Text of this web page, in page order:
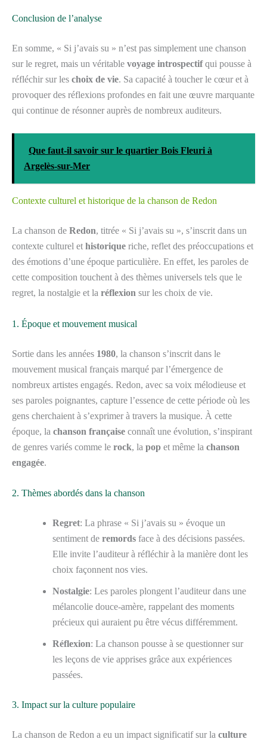
Conclusion de l’analyse
En somme, « Si j’avais su » n’est pas simplement une chanson
sur le regret, mais un véritable voyage introspectifqui pousse à
réfléchir sur les choix de vie. Sa capacité à toucher le cœur et à
provoquer des réflexions profondes en fait une œuvre marquante
qui continue de résonner auprès de nombreux auditeurs.
Que faut-il savoir sur le quartier Bois Fleuri à
Argelès-sur-Mer
Contexte culturel et historique de la chanson de Redon
La chanson de Redon, titrée « Si j’avais su », s’inscrit dans un
contexte culturel et historique riche, reflet des préoccupations et
des émotions d’une époque particulière. En effet, les paroles de
cette composition touchent à des thèmes universels tels que le
regret, la nostalgie et la réflexion sur les choix de vie.
1. Époque et mouvement musical
Sortie dans les années 1980, la chanson s’inscrit dans le
mouvement musical français marqué par l’émergence de
nombreux artistes engagés. Redon, avec sa voix mélodieuse et
ses paroles poignantes, capture l’essence de cette période où les
gens cherchaient à s’exprimer à travers la musique. À cette
époque, la chanson française connaît une évolution, s’inspirant
de genres variés comme le rock, la pop et même la chanson
engagée.
2. Thèmes abordés dans la chanson
Regret: La phrase « Si j’avais su » évoque un
sentiment de remords face à des décisions passées.
Elle invite l’auditeur à réfléchir à la manière dont les
choix façonnent nos vies.
Nostalgie: Les paroles plongent l’auditeur dans une
mélancolie douce-amère, rappelant des moments
précieux qui auraient pu être vécus différemment.
Réflexion: La chanson pousse à se questionner sur
les leçons de vie apprises grâce aux expériences
passées.
3. Impact sur la culture populaire
La chanson de Redon a eu un impact significatif sur la culture